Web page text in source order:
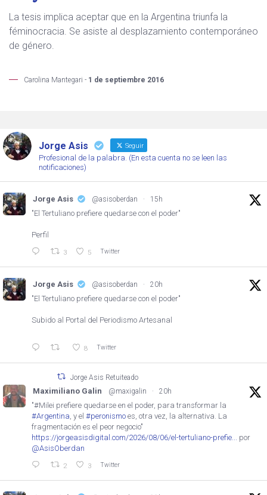
La tesis implica aceptar que en la Argentina triunfa la
féminocracia. Se asiste al desplazamiento contemporáneo
de género.
Carolina Mantegari - 1 de septiembre 2016
Jorge Asis Seguir
Profesional de la palabra. (En esta cuenta no se leen las
notificaciones)
Jorge Asis @asisoberdan · 15h
"El Tertuliano prefiere quedarse con el poder"
Perfil
3 5 Twitter
Jorge Asis @asisoberdan · 20h
"El Tertuliano prefiere quedarse con el poder"
Subido al Portal del Periodismo Artesanal
8 Twitter
Jorge Asis Retuiteado
Maximiliano Galin @maxigalin · 20h
"#Milei prefiere quedarse en el poder, para transformar la
#Argentina , y el #peronismo es, otra vez, la alternativa. La
fragmentación es el peor negocio"
https://jorgeasisdigital.com/2026/08/06/el-tertuliano-prefie...
por
@AsisOberdan
2 3 Twitter